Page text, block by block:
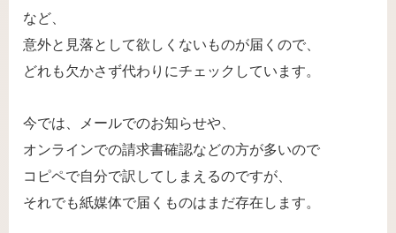
など、
意外と見落として欲しくないものが届くので、
どれも欠かさず代わりにチェックしています。
今では、メールでのお知らせや、
オンラインでの請求書確認などの方が多いので
コピペで自分で訳してしまえるのですが、
それでも紙媒体で届くものはまだ存在します。